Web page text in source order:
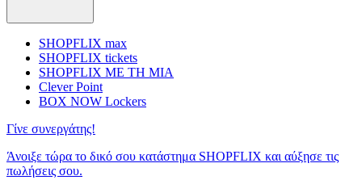
SHOPFLIX max
SHOPFLIX tickets
SHOPFLIX ΜΕ ΤΗ ΜΙΑ
Clever Point
BOX NOW Lockers
Γίνε συνεργάτης!
Άνοιξε τώρα το δικό σου κατάστημα SHOPFLIX και αύξησε τις
πωλήσεις σου.